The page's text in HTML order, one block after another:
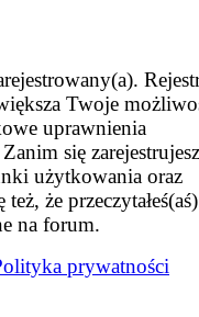
Twoje
uprawnienia
się
użytkowania oraz
że przeczytałeś(aś)
na forum.
prywatności